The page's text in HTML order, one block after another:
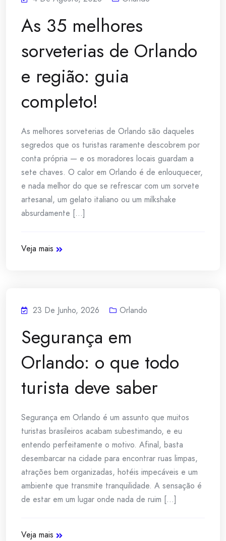
As 35 melhores
sorveterias de Orlando
e região: guia
completo!
As melhores sorveterias de Orlando são daqueles
segredos que os turistas raramente descobrem por
conta própria — e os moradores locais guardam a
sete chaves. O calor em Orlando é de enlouquecer,
e nada melhor do que se refrescar com um sorvete
artesanal, um gelato italiano ou um milkshake
absurdamente [...]
Veja mais
23 De Junho, 2026 Orlando
Segurança em
Orlando: o que todo
turista deve saber
Segurança em Orlando é um assunto que muitos
turistas brasileiros acabam subestimando, e eu
entendo perfeitamente o motivo. Afinal, basta
desembarcar na cidade para encontrar ruas limpas,
atrações bem organizadas, hotéis impecáveis e um
ambiente que transmite tranquilidade. A sensação é
de estar em um lugar onde nada de ruim [...]
Veja mais